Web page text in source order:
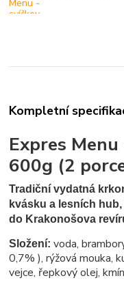
Kompletní
Expres
600g (2
Tradiční vydatná
kvásku a lesních
do Krakonošova
Složení:voda,
0,7% ), rýžová mouka,
vejce, řepkový olej,